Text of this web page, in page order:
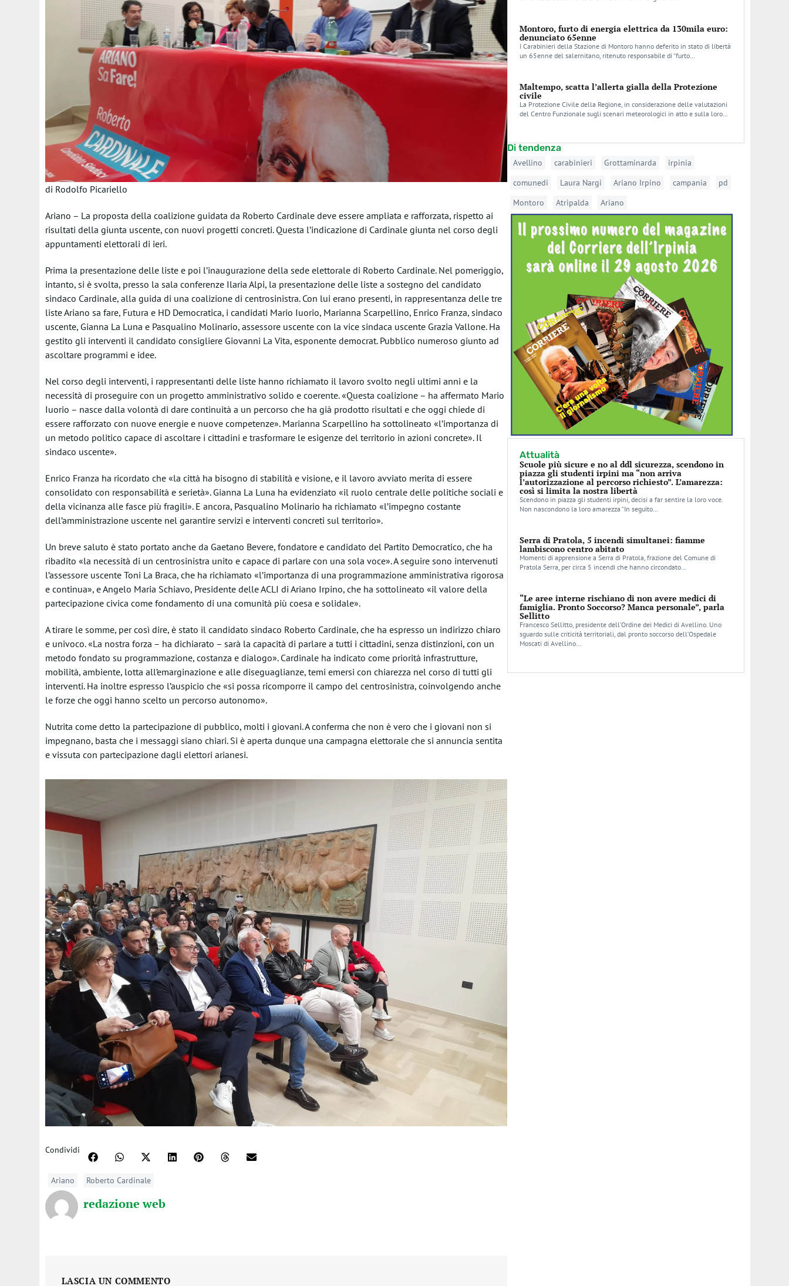
di Rodolfo Picariello
Ariano – La proposta della coalizione guidata da Roberto Cardinale deve essere ampliata e rafforzata, rispetto ai
risultati della giunta uscente, con nuovi progetti concreti. Questa l’indicazione di Cardinale giunta nel corso degli
appuntamenti elettorali di ieri.
Prima la presentazione delle liste e poi l’inaugurazione della sede elettorale di Roberto Cardinale. Nel pomeriggio,
intanto, si è svolta, presso la sala conferenze Ilaria Alpi, la presentazione delle liste a sostegno del candidato
sindaco Cardinale, alla guida di una coalizione di centrosinistra. Con lui erano presenti, in rappresentanza delle tre
liste Ariano sa fare, Futura e HD Democratica, i candidati Mario Iuorio, Marianna Scarpellino, Enrico Franza, sindaco
uscente, Gianna La Luna e Pasqualino Molinario, assessore uscente con la vice sindaca uscente Grazia Vallone. Ha
gestito gli interventi il candidato consigliere Giovanni La Vita, esponente democrat. Pubblico numeroso giunto ad
ascoltare programmi e idee.
Nel corso degli interventi, i rappresentanti delle liste hanno richiamato il lavoro svolto negli ultimi anni e la
necessità di proseguire con un progetto amministrativo solido e coerente. «Questa coalizione – ha affermato Mario
Iuorio – nasce dalla volontà di dare continuità a un percorso che ha già prodotto risultati e che oggi chiede di
essere rafforzato con nuove energie e nuove competenze». Marianna Scarpellino ha sottolineato «l’importanza di
un metodo politico capace di ascoltare i cittadini e trasformare le esigenze del territorio in azioni concrete». Il
sindaco uscente».
Enrico Franza ha ricordato che «la città ha bisogno di stabilità e visione, e il lavoro avviato merita di essere
consolidato con responsabilità e serietà». Gianna La Luna ha evidenziato «il ruolo centrale delle politiche sociali e
della vicinanza alle fasce più fragili». E ancora, Pasqualino Molinario ha richiamato «l’impegno costante
dell’amministrazione uscente nel garantire servizi e interventi concreti sul territorio».
Un breve saluto è stato portato anche da Gaetano Bevere, fondatore e candidato del Partito Democratico, che ha
ribadito «la necessità di un centrosinistra unito e capace di parlare con una sola voce». A seguire sono intervenuti
l’assessore uscente Toni La Braca, che ha richiamato «l’importanza di una programmazione amministrativa rigorosa
e continua», e Angelo Maria Schiavo, Presidente delle ACLI di Ariano Irpino, che ha sottolineato «il valore della
partecipazione civica come fondamento di una comunità più coesa e solidale».
A tirare le somme, per così dire, è stato il candidato sindaco Roberto Cardinale, che ha espresso un indirizzo chiaro
e univoco. «La nostra forza – ha dichiarato – sarà la capacità di parlare a tutti i cittadini, senza distinzioni, con un
metodo fondato su programmazione, costanza e dialogo». Cardinale ha indicato come priorità infrastrutture,
mobilità, ambiente, lotta all’emarginazione e alle diseguaglianze, temi emersi con chiarezza nel corso di tutti gli
interventi. Ha inoltre espresso l’auspicio che «si possa ricomporre il campo del centrosinistra, coinvolgendo anche
le forze che oggi hanno scelto un percorso autonomo».
Nutrita come detto la partecipazione di pubblico, molti i giovani. A conferma che non è vero che i giovani non si
impegnano, basta che i messaggi siano chiari. Si è aperta dunque una campagna elettorale che si annuncia sentita
e vissuta con partecipazione dagli elettori arianesi.
Condividi
Ariano Roberto Cardinale
redazione web
LASCIA UN COMMENTO
Montoro, furto di energia elettrica da 130mila euro:
denunciato 65enne
I Carabinieri della Stazione di Montoro hanno deferito in stato di libertà
un 65enne del salernitano, ritenuto responsabile di “furto…
Maltempo, scatta l’allerta gialla della Protezione
civile
La Protezione Civile della Regione, in considerazione delle valutazioni
del Centro Funzionale sugli scenari meteorologici in atto e sulla loro…
Di tendenza
Avellino carabinieri Grottaminarda
irpinia
comunedi
Laura Nargi Ariano Irpino campania
pd
Montoro
Atripalda Ariano
Attualità
Scuole più sicure e no al ddl sicurezza, scendono in
piazza gli studenti irpini ma “non arriva
l’autorizzazione al percorso richiesto”. L’amarezza:
così si limita la nostra libertà
Scendono in piazza gli studenti irpini, decisi a far sentire la loro voce.
Non nascondono la loro amarezza “In seguito…
Serra di Pratola, 5 incendi simultanei: fiamme
lambiscono centro abitato
Momenti di apprensione a Serra di Pratola, frazione del Comune di
Pratola Serra, per circa 5 incendi che hanno circondato…
“Le aree interne rischiano di non avere medici di
famiglia. Pronto Soccorso? Manca personale”, parla
Sellitto
Francesco Sellitto, presidente dell’Ordine dei Medici di Avellino. Uno
sguardo sulle criticità territoriali, dal pronto soccorso dell’Ospedale
Moscati di Avellino…